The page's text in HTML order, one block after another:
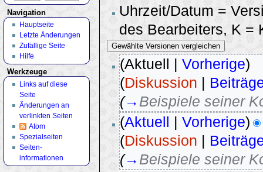
Uhrzeit/Datum =
des Bearbeiters, K =
(Aktuell | Vorherige)
(Diskussion |
(→ Beispiele seiner
(Aktuell | Vorherige)
(Diskussion |
(→ Beispiele seiner
Navigation
Hauptseite
Letzte Änderungen
Zufällige Seite
Hilfe
Werkzeuge
Links auf diese
Seite
Änderungen an
verlinkten Seiten
Atom
Spezialseiten
Seiten­
informationen